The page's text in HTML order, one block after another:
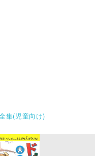
集(児童向け)